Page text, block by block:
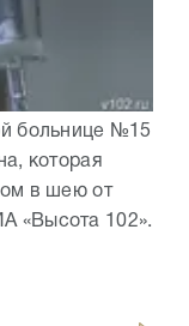
больнице №15
которая
в шею от
«Высота 102».